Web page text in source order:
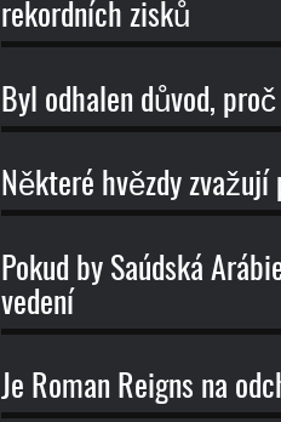
rekordních zisků
Byl odhalen důvod,
Některé hvězdy
Pokud by Saúdská
vedení
Je Roman Reigns na